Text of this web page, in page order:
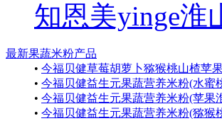
知恩美yinge淮
最新果蔬米粉产品
• 今福贝健草莓胡萝卜猕猴桃山楂苹
• 今福贝健益生元果蔬营养米粉(水蜜
• 今福贝健益生元果蔬营养米粉(苹果
• 今福贝健益生元果蔬营养米粉(猕猴